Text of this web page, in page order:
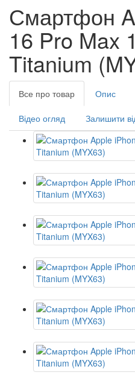
Смартфон
16 Pro Max
Titanium
Все про товар Опис
Відео огляд Залишити